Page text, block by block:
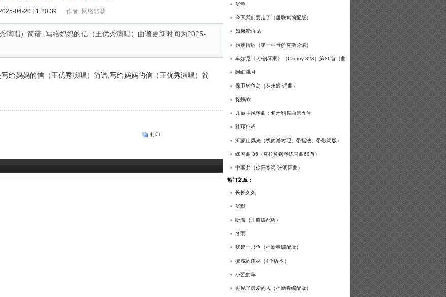
04-20 11:20:39 作者: 网络转载
演唱）简谱,,写给妈妈的信（王优秀演唱）曲谱更新时间为2025-
写给妈妈的信（王优秀演唱）简谱,写给妈妈的信（王优秀演唱）简
打印
沉鱼
今天我们要走了（唐联斌编配版）
如果能再见
康定情歌（第一中音萨克斯分谱）
车尔尼《 小钢琴家》（Czerny 823）第36首（曲
谱及练习提示）
阿细跳月
保卫钓鱼岛（丛永辉 词曲）
捉蚂蚱
儿童手风琴曲：匈牙利舞曲第五号
壮丽征程
沂蒙山风光（线简谱对照、带指法、带歌词版）
练习曲 35（克拉莫钢琴练习曲60首）
中国梦（徐阡寒词 张明怀曲）
热门文章：
长长久久
沉默
听海（王鹰编配版）
冬雨
我是一只鱼（杜新春编配版）
挪威的森林（4个版本）
小强的车
再见了最爱的人（杜新春编配版）